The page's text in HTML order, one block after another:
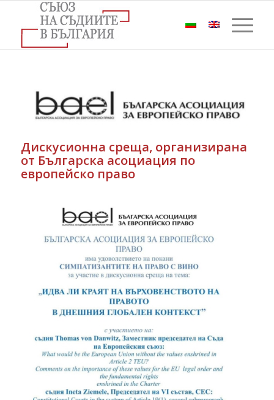
Дискусионна среща, организирана
от Българска асоциация по
европейско право